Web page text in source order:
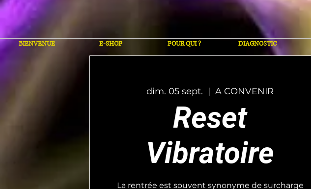
BIENVENUE E-SHOP POUR QUI ? DIAGNOSTIC
dim. 05 sept.
  |
A CONVENIR
Reset
Vibratoire
La rentrée est souvent synonyme de surcharge